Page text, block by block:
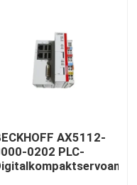
AX5112-
0202 PLC-